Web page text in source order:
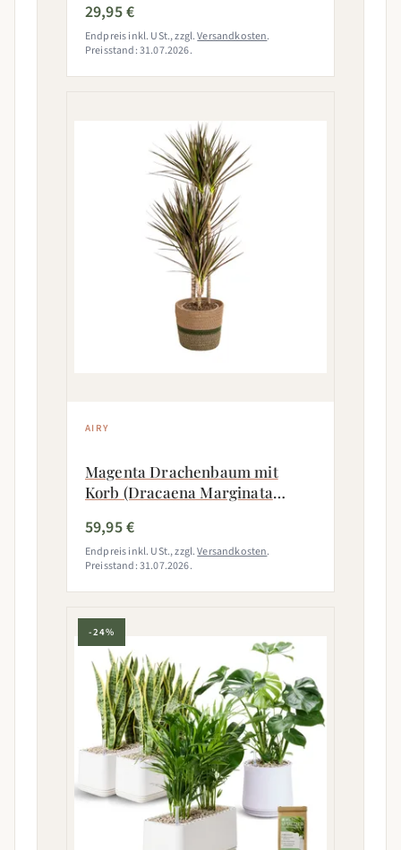
29,95 €
Endpreis inkl. USt., zzgl.Versandkosten.
Preisstand: 31.07.2026.
AIRY
Magenta Drachenbaum mit
Korb (Dracaena Marginata
59,95 €
Endpreis inkl. USt., zzgl.Versandkosten.
Preisstand: 31.07.2026.
-24%